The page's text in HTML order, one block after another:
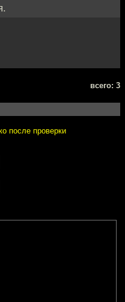
всего: 3
после проверки